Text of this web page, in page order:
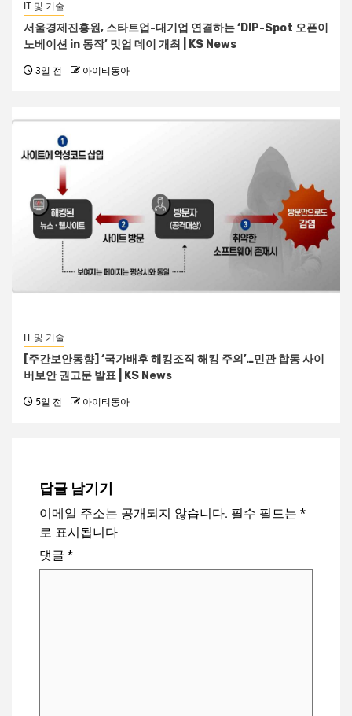
IT 및 기술
서울경제진흥원, 스타트업-대기업 연결하는 ‘DIP-Spot 오픈이
노베이션 in 동작’ 밋업 데이 개최 | KS News
3일 전 아이티동아
IT 및 기술
[주간보안동향] ‘국가배후 해킹조직 해킹 주의’…민관 합동 사이
버보안 권고문 발표 | KS News
5일 전 아이티동아
답글 남기기
이메일 주소는 공개되지 않습니다. 필수 필드는 *
로 표시됩니다
댓글 *